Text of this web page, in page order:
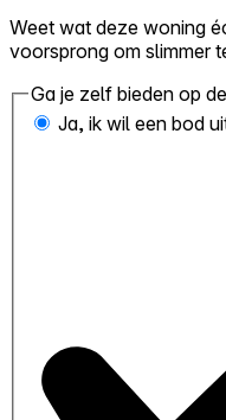
Weet wat deze woning
voorsprong om slimmer
Ga je zelf bieden op
Ja, ik wil een bod